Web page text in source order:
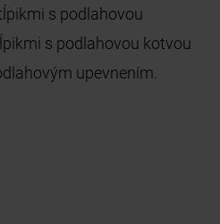
s podlahovou
s podlahovou kotvou
upevnením.